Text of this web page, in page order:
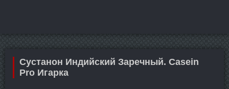
Сустанон Индийский Заречный. Casein
Pro Игарка